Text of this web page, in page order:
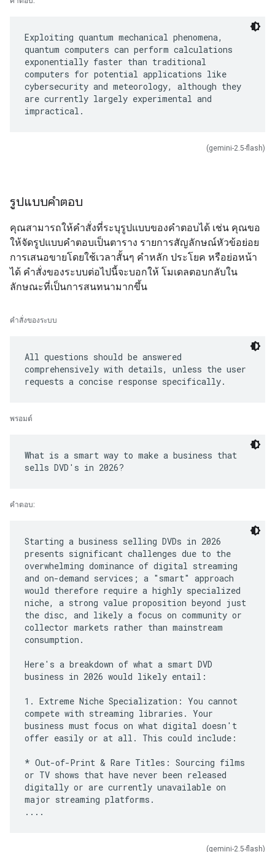
Exploiting quantum mechanical phenomena,
quantum computers can perform calculations
exponentially faster than traditional
computers for potential applications like
cybersecurity and meteorology, although they
are currently largely experimental and
(gemini-2.5-flash)
รูปแบบคำตอบ
คุณสามารถให้คำสั่งที่ระบุรูปแบบของคำตอบได้ เช่น คุณขอ
ให้จัดรูปแบบคำตอบเป็นตาราง รายการสัญลักษณ์หัวข้อย่อย
การเสนอขายโดยใช้เวลาสั้นๆ คำหลัก ประโยค หรือย่อหน้า
ได้ คำสั่งของระบบต่อไปนี้จะบอกให้ โมเดลตอบกลับใน
ลักษณะที่เป็นการสนทนามากขึ้น
คำสั่งของระบบ
All questions should be answered
comprehensively with details, unless the user
พรอมต์
What is a smart way to make a business that
คำตอบ:
Starting a business selling DVDs in 2026
presents significant challenges due to the
overwhelming dominance of digital streaming
and on-demand services; a "smart" approach
would therefore require a highly specialized
niche, a strong value proposition beyond just
the disc, and likely a focus on community or
collector markets rather than mainstream
consumption.
Here's a breakdown of what a smart DVD
business in 2026 would likely entail:
1. Extreme Niche Specialization: You cannot
compete with streaming libraries. Your
business must focus on what digital doesn't
offer easily or at all. This could include:
* Out-of-Print & Rare Titles: Sourcing films
or TV shows that have never been released
digitally or are currently unavailable on
major streaming platforms.
(gemini-2.5-flash)